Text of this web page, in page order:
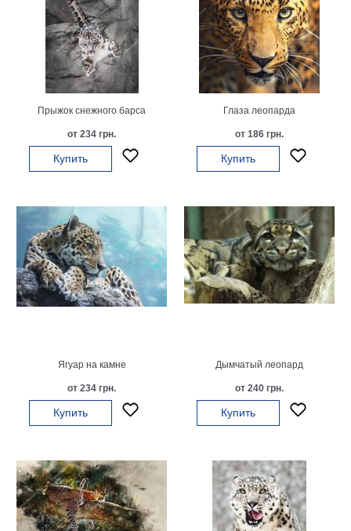
больших
размеров
Прыжок снежного барса
от 234 грн.
Купить
Глаза леопарда
от 186 грн.
Купить
Ягуар на камне
от 234 грн.
Купить
Дымчатый леопард
от 240 грн.
Купить